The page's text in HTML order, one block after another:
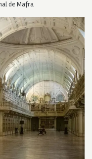
de Mafra